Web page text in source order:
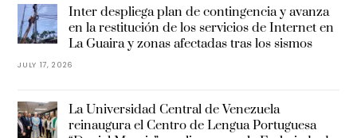
Inter despliega plan de contingencia y avanza
en la restitución de los servicios de Internet en
La Guaira y zonas afectadas tras los sismos
JULY 17, 2026
La Universidad Central de Venezuela
reinaugura el Centro de Lengua Portuguesa